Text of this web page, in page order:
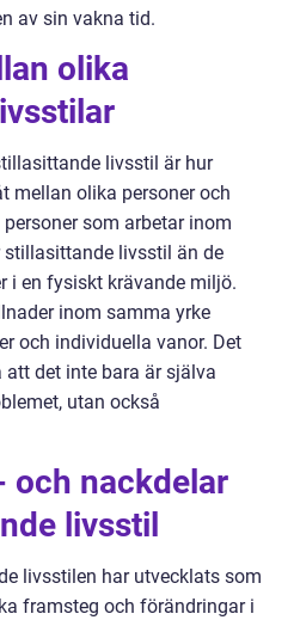
av sin vakna tid.
olika
livsstil är hur
mellan olika personer och
som arbetar inom
stillasittande livsstil än de
i en fysiskt krävande miljö.
inom samma yrke
och individuella vanor. Det
det inte bara är själva
utan också
och nackdelar
livsstil
livsstilen har utvecklats som
framsteg och förändringar i